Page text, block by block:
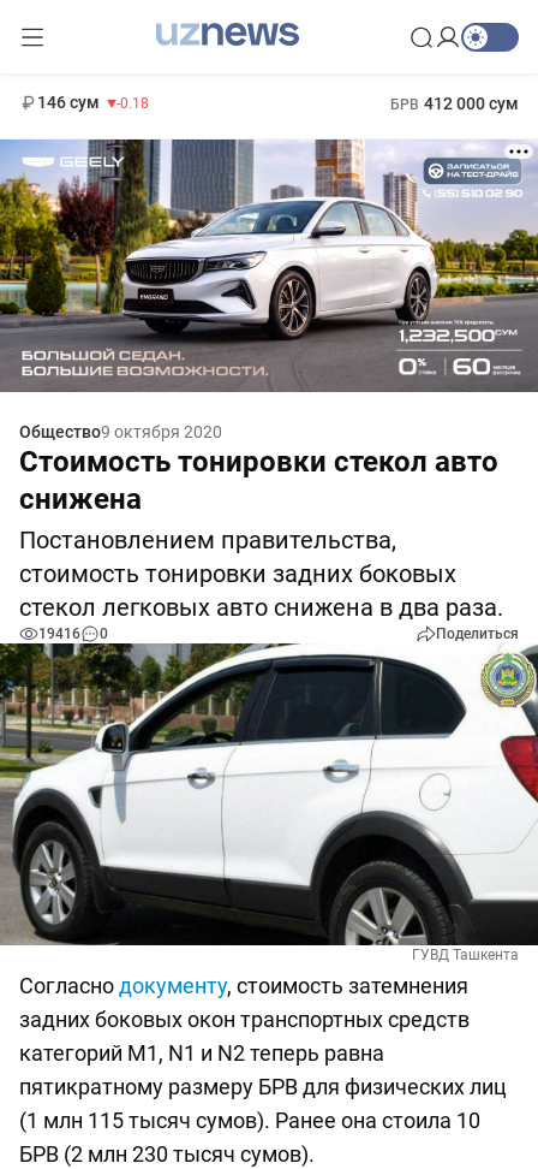
146 сум -0.18 БРВ 412 000 сум
Общество9 октября 2020
Стоимость тонировки стекол авто
снижена
Постановлением правительства,
стоимость тонировки задних боковых
стекол легковых авто снижена в два раза.
19416 0 Поделиться
ГУВД Ташкента
Согласнодокументу, стоимость затемнения
задних боковых окон транспортных средств
категорий М1, N1 и N2 теперь равна
пятикратному размеру БРВ для физических лиц
(1 млн 115 тысяч сумов). Ранее она стоила 10
БРВ (2 млн 230 тысяч сумов).